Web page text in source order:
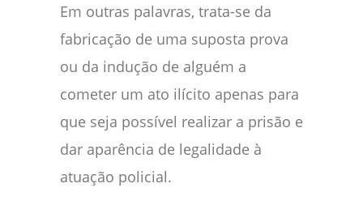
Em outras palavras, trata-se da
fabricação de uma suposta prova
ou da indução de alguém a
cometer um ato ilícito apenas para
que seja possível realizar a prisão e
dar aparência de legalidade à
atuação policial.